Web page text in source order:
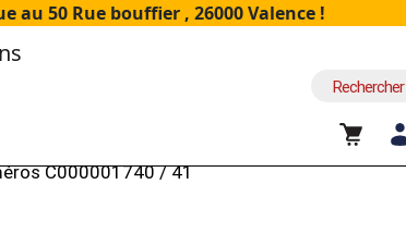
50 Rue bouffier , 26000 Valence !
Recherche
C000001740 / 41